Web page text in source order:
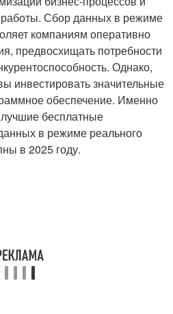
Сбор данных в режиме
компаниям оперативно
предвосхищать потребности
Однако,
инвестировать значительные
обеспечение. Именно
бесплатные
в режиме реального
в 2025 году.